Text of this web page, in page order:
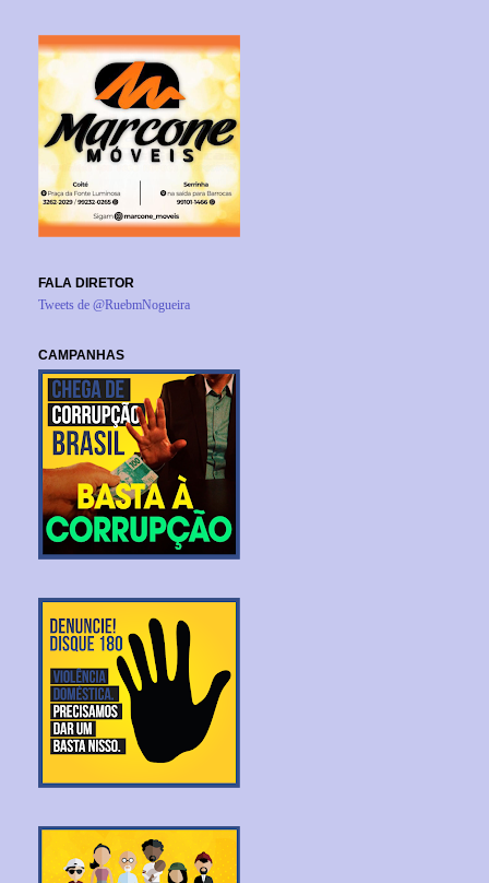
FALA DIRETOR
Tweets de @RuebmNogueira
CAMPANHAS